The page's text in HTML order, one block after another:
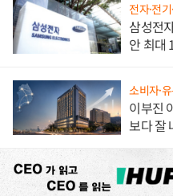
전자·전
삼성전
안 최대
소비자·
이부진
보다 잘